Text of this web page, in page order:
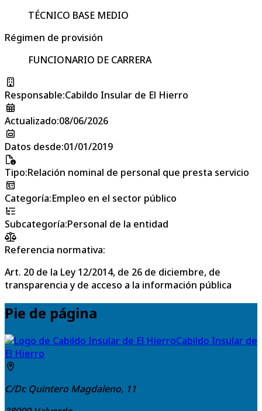
TÉCNICO BASE MEDIO
Régimen de provisión
FUNCIONARIO DE CARRERA
Responsable:Cabildo Insular de El Hierro
Actualizado:08/06/2026
Datos desde:01/01/2019
Tipo:Relación nominal de personal que presta servicio
Categoría:Empleo en el sector público
Subcategoría:Personal de la entidad
Referencia normativa:
Art. 20 de la Ley 12/2014, de 26 de diciembre, de
transparencia y de acceso a la información pública
Pie de página
Cabildo Insular de
El Hierro
C/Dr. Quintero Magdaleno, 11